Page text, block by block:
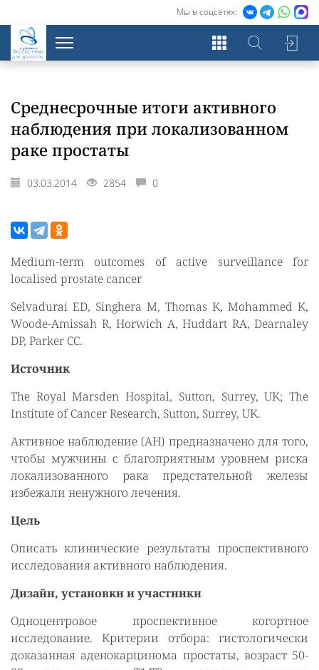
Мы в соцсетях:
Экосистема
для урологов
Среднесрочные итоги активного
наблюдения при локализованном
раке простаты
03.03.2014 2854 0
Medium-term outcomes of active surveillance for
localised prostate cancer
Selvadurai ED, Singhera M, Thomas K, Mohammed K,
Woode-Amissah R, Horwich A, Huddart RA, Dearnaley
DP, Parker CC.
Источник
The Royal Marsden Hospital, Sutton, Surrey, UK; The
Institute of Cancer Research, Sutton, Surrey, UK.
Активное наблюдение (АН) предназначено для того,
чтобы мужчины с благоприятным уровнем риска
локализованного рака предстательной железы
избежали ненужного лечения.
Цель
Описать клинические результаты проспективного
исследования активного наблюдения.
Дизайн, установки и участники
Одноцентровое проспективное когортное
исследование. Критерии отбора: гистологически
доказанная аденокарцинома простаты, возраст 50-